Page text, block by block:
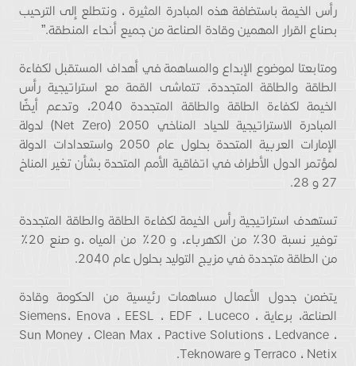
رأس الخيمة باستضافة هذه المبادرة المثيرة ، ونتطلع إلى الترحيب
بصناع القرار المهمين وقادة الصناعة من جميع أنحاء المنطقة.”
ومتابعتا لموضوع الإبداع والمساهمة في أهداف المستقبل لكفاءة
الطاقة والطاقة المتجددة، تتماشى القمة مع استراتيجية رأس
الخيمة لكفاءة الطاقة والطاقة المتجددة 2040، وتدعم أيضًا
المبادرة الاستراتيجية للحياد المناخي 2050 (Net Zero) لدولة
الإمارات العربية المتحدة بحلول عام 2050 واستعدادات الدولة
لمؤتمر الدول الأطراف في اتفاقية الأمم المتحدة بشأن تغير المناخ
27 و 28.
تستهدف استراتيجية رأس الخيمة لكفاءة الطاقة والطاقة المتجددة
توفير نسبة 30٪ من الكهرباء، و 20٪ من المياه ،و صنع 20٪
من الطاقة متجددة في مزيج التوليد بحلول عام 2040.
يتضمن جدول الأعمال مساهمات رئيسية من الحكومة وقادة
الصناعة، برعاية Siemens، Enova ، EESL ، EDF ، Luceco ،
Sun Money ، Clean Max ، Pactive Solutions ، Ledvance ،
Terraco ، Netix و Teknoware.